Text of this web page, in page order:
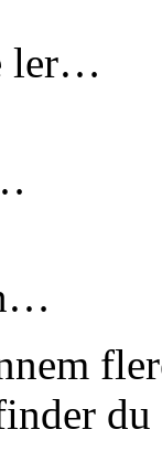
ler…